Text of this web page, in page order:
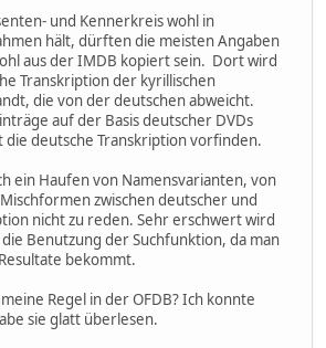
und Kennerkreis wohl in
hält, dürften die meisten Angaben
aus der IMDB kopiert sein. Dort wird
Transkription der kyrillischen
die von der deutschen abweicht.
auf der Basis deutscher DVDs
deutsche Transkription vorfinden.
ein Haufen von Namensvarianten, von
zwischen deutscher und
nicht zu reden. Sehr erschwert wird
Benutzung der Suchfunktion, da man
bekommt.
Regel in der OFDB? Ich konnte
sie glatt überlesen.